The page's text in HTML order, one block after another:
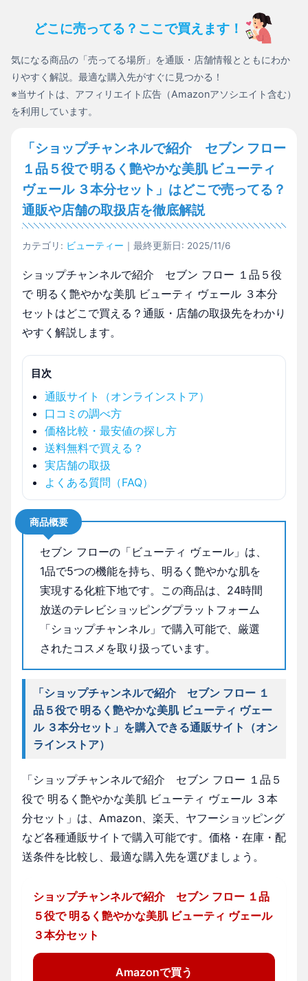
どこに売ってる？ここで買えます！
気になる商品の「売ってる場所」を通販・店舗情報とともにわか
りやすく解説。最適な購入先がすぐに見つかる！
※当サイトは、アフィリエイト広告（Amazonアソシエイト含む）
を利用しています。
「ショップチャンネルで紹介 セブン フロー
１品５役で 明るく艶やかな美肌 ビューティ
ヴェール ３本分セット」はどこで売ってる？
通販や店舗の取扱店を徹底解説
カテゴリ: ビューティー ｜最終更新日: 2025/11/6
ショップチャンネルで紹介 セブン フロー １品５役
で 明るく艶やかな美肌 ビューティ ヴェール ３本分
セットはどこで買える？通販・店舗の取扱先をわかり
やすく解説します。
目次
通販サイト（オンラインストア）
口コミの調べ方
価格比較・最安値の探し方
送料無料で買える？
実店舗の取扱
よくある質問（FAQ）
商品概要
セブン フローの「ビューティ ヴェール」は、
1品で5つの機能を持ち、明るく艶やかな肌を
実現する化粧下地です。この商品は、24時間
放送のテレビショッピングプラットフォーム
「ショップチャンネル」で購入可能で、厳選
されたコスメを取り扱っています。
「ショップチャンネルで紹介 セブン フロー １
品５役で 明るく艶やかな美肌 ビューティ ヴェー
ル ３本分セット」を購入できる通販サイト（オン
ラインストア）
「ショップチャンネルで紹介 セブン フロー １品５
役で 明るく艶やかな美肌 ビューティ ヴェール ３本
分セット」は、Amazon、楽天、ヤフーショッピング
など各種通販サイトで購入可能です。価格・在庫・配
送条件を比較し、最適な購入先を選びましょう。
ショップチャンネルで紹介 セブン フロー １品
５役で 明るく艶やかな美肌 ビューティ ヴェール
３本分セット
Amazonで買う